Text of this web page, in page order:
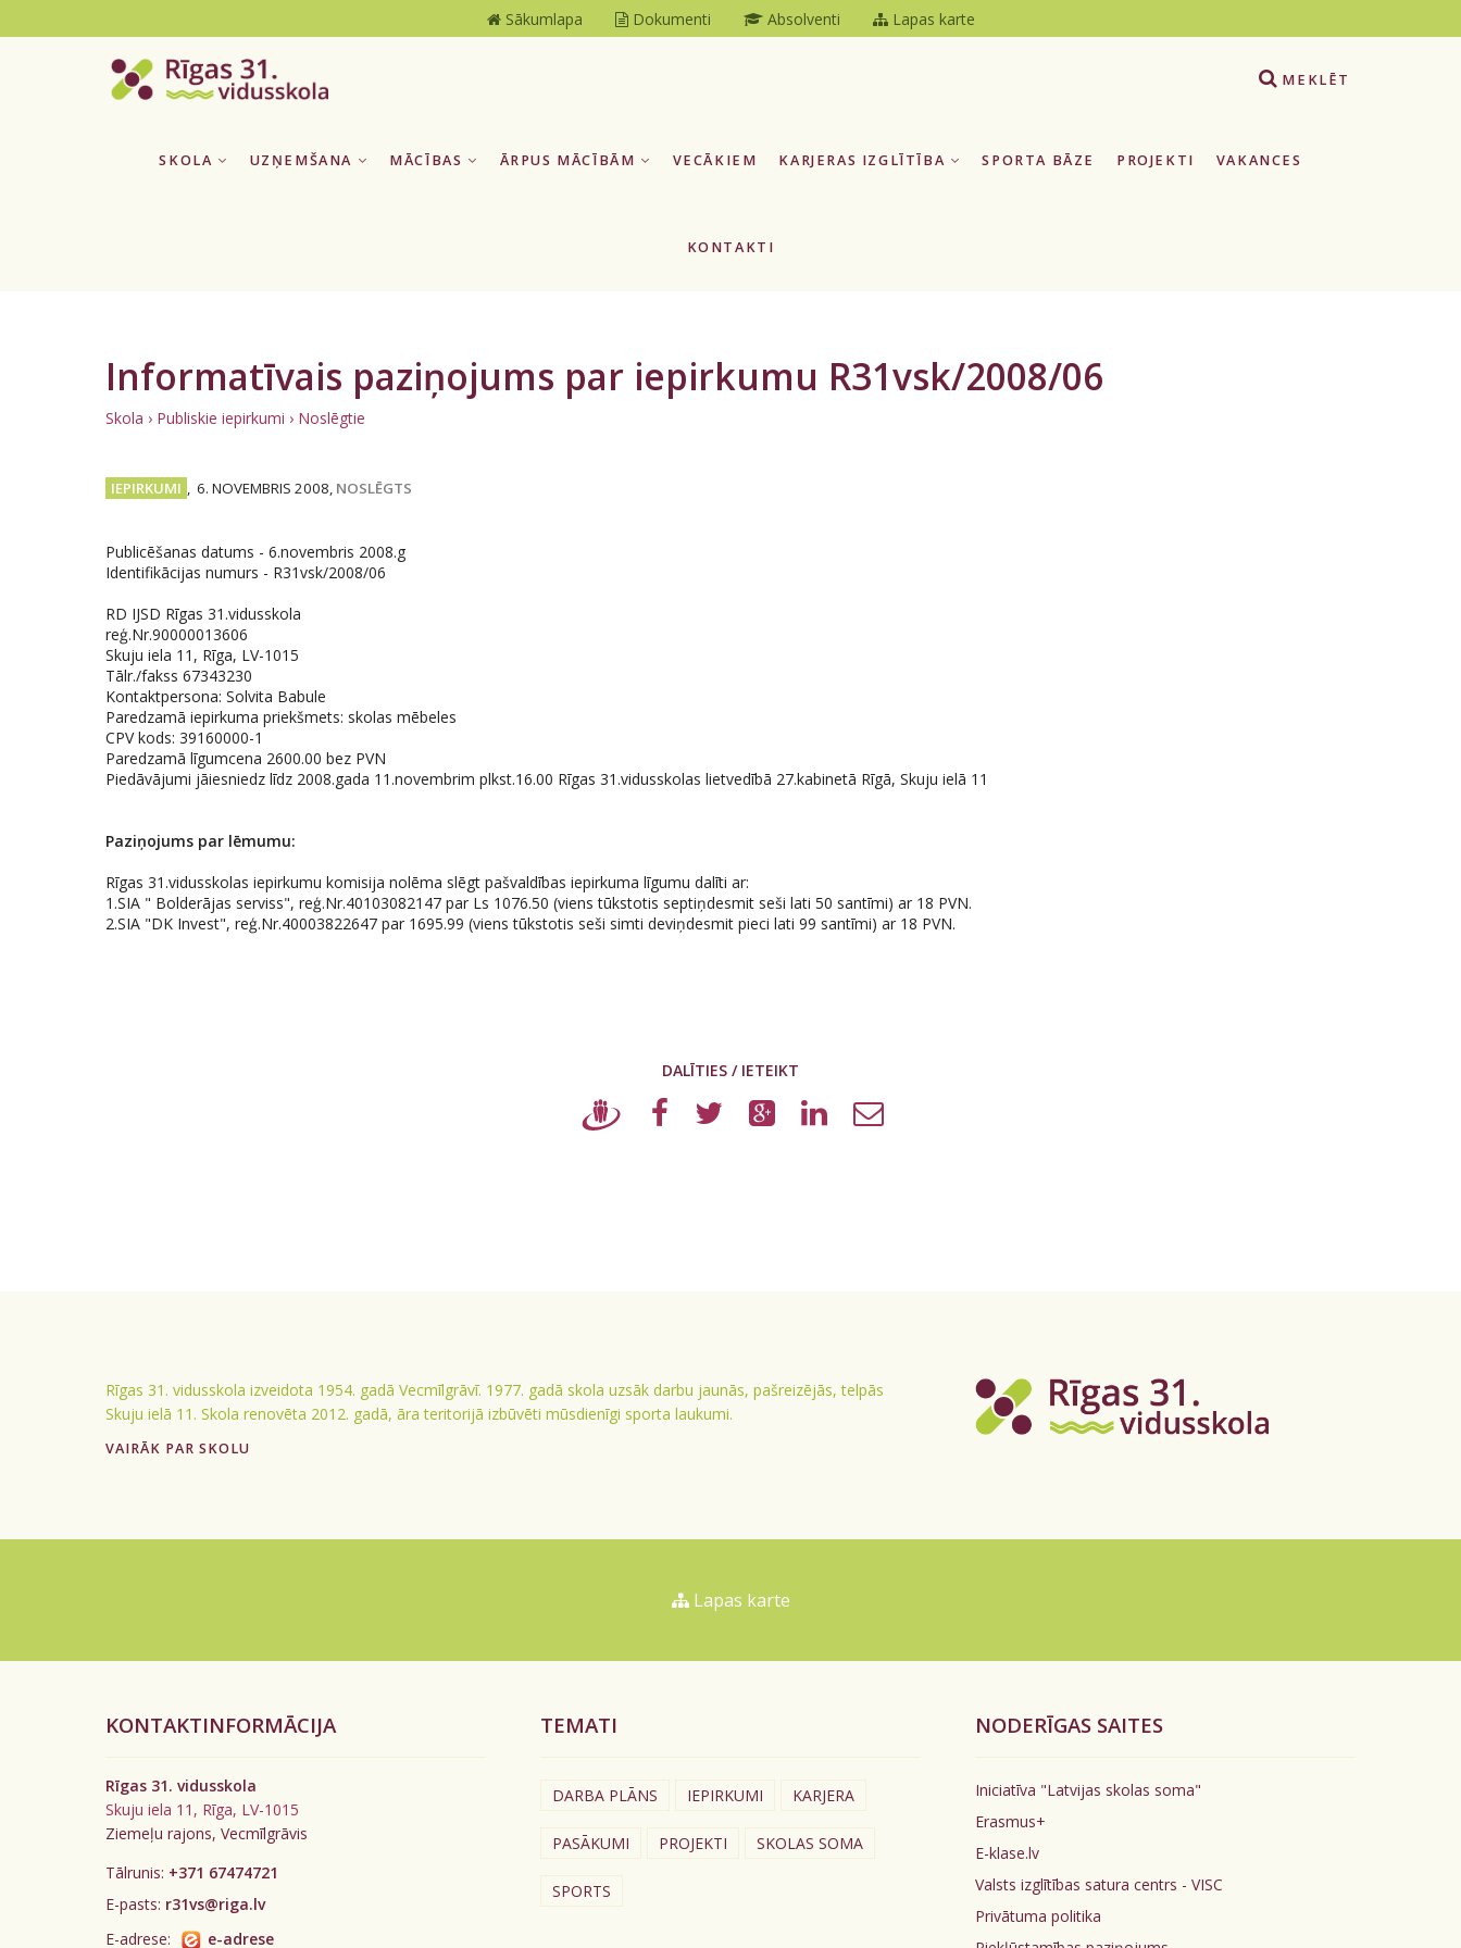
Sākumlapa Dokumenti Absolventi Lapas karte
MEKLĒT
SKOLA UZŅEMŠANA MĀCĪBAS ĀRPUS MĀCĪBĀM VECĀKIEM KARJERAS IZGLĪTĪBA SPORTA BĀZE PROJEKTI VAKANCES
KONTAKTI
Informatīvais paziņojums par iepirkumu R31vsk/2008/06
Skola › Publiskie iepirkumi › Noslēgtie
IEPIRKUMI , 6. NOVEMBRIS 2008, NOSLĒGTS
Publicēšanas datums - 6.novembris 2008.g
Identifikācijas numurs - R31vsk/2008/06
RD IJSD Rīgas 31.vidusskola
reģ.Nr.90000013606
Skuju iela 11, Rīga, LV-1015
Tālr./fakss 67343230
Kontaktpersona: Solvita Babule
Paredzamā iepirkuma priekšmets: skolas mēbeles
CPV kods: 39160000-1
Paredzamā līgumcena 2600.00 bez PVN
Piedāvājumi jāiesniedz līdz 2008.gada 11.novembrim plkst.16.00 Rīgas 31.vidusskolas lietvedībā 27.kabinetā Rīgā, Skuju ielā 11
Paziņojums par lēmumu:
Rīgas 31.vidusskolas iepirkumu komisija nolēma slēgt pašvaldības iepirkuma līgumu dalīti ar:
1.SIA " Bolderājas serviss", reģ.Nr.40103082147 par Ls 1076.50 (viens tūkstotis septiņdesmit seši lati 50 santīmi) ar 18 PVN.
2.SIA "DK Invest", reģ.Nr.40003822647 par 1695.99 (viens tūkstotis seši simti deviņdesmit pieci lati 99 santīmi) ar 18 PVN.
DALĪTIES / IETEIKT
Rīgas 31. vidusskola izveidota 1954. gadā Vecmīlgrāvī. 1977. gadā skola uzsāk darbu jaunās, pašreizējās, telpās
Skuju ielā 11. Skola renovēta 2012. gadā, āra teritorijā izbūvēti mūsdienīgi sporta laukumi.
VAIRĀK PAR SKOLU
Lapas karte
KONTAKTINFORMĀCIJA
Rīgas 31. vidusskola
Skuju iela 11, Rīga, LV-1015
Ziemeļu rajons, Vecmīlgrāvis
Tālrunis: +371 67474721
E-pasts: r31vs@riga.lv
E-adrese:
e-adrese
TEMATI
DARBA PLĀNS IEPIRKUMI KARJERA
PASĀKUMI PROJEKTI SKOLAS SOMA
SPORTS
NODERĪGAS SAITES
Iniciatīva "Latvijas skolas soma"
Erasmus+
E-klase.lv
Valsts izglītības satura centrs - VISC
Privātuma politika